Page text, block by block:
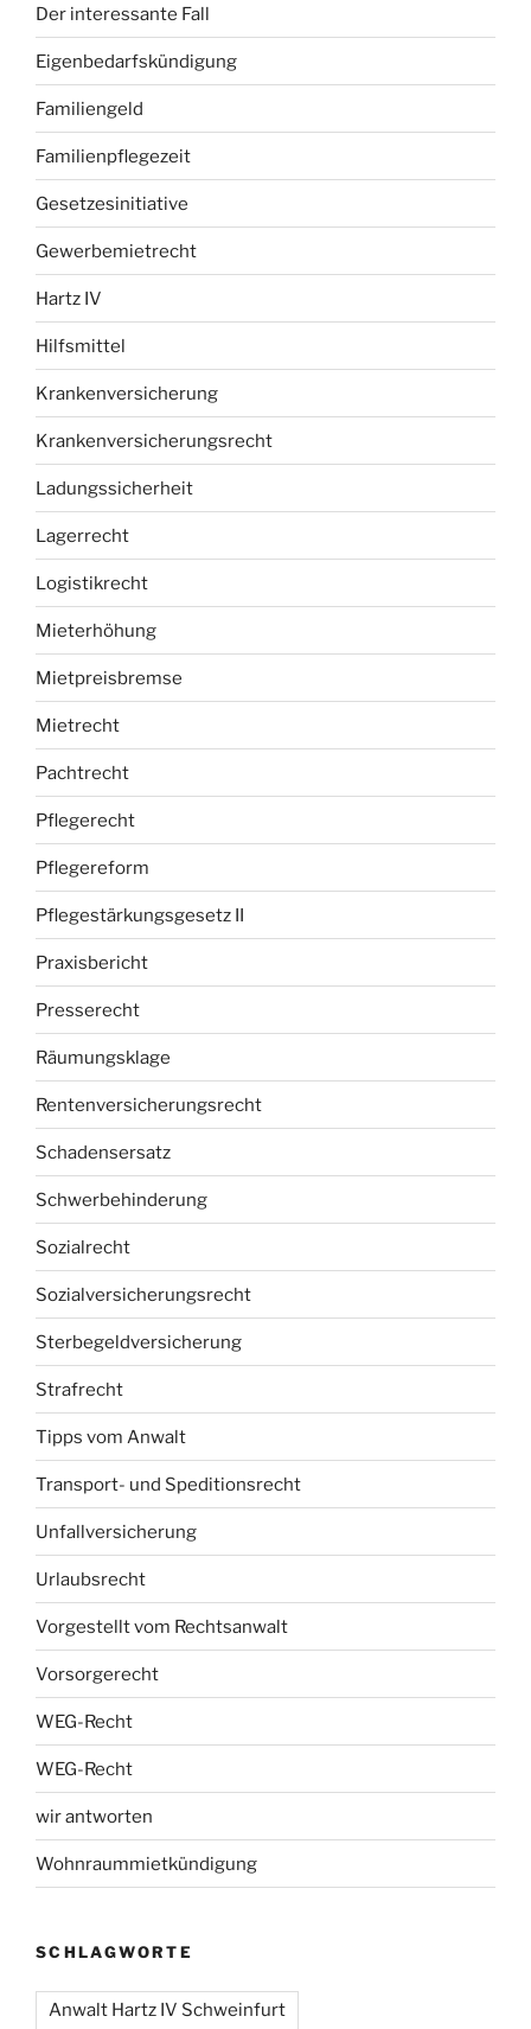
Der interessante Fall
Eigenbedarfskündigung
Familiengeld
Familienpflegezeit
Gesetzesinitiative
Gewerbemietrecht
Hartz IV
Hilfsmittel
Krankenversicherung
Krankenversicherungsrecht
Ladungssicherheit
Lagerrecht
Logistikrecht
Mieterhöhung
Mietpreisbremse
Mietrecht
Pachtrecht
Pflegerecht
Pflegereform
Pflegestärkungsgesetz II
Praxisbericht
Presserecht
Räumungsklage
Rentenversicherungsrecht
Schadensersatz
Schwerbehinderung
Sozialrecht
Sozialversicherungsrecht
Sterbegeldversicherung
Strafrecht
Tipps vom Anwalt
Transport- und Speditionsrecht
Unfallversicherung
Urlaubsrecht
Vorgestellt vom Rechtsanwalt
Vorsorgerecht
WEG-Recht
WEG-Recht
wir antworten
Wohnraummietkündigung
SCHLAGWORTE
Anwalt Hartz IV Schweinfurt